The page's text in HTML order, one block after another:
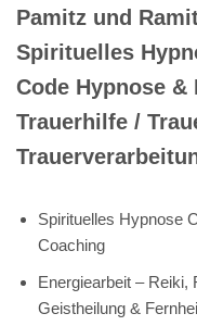
Pamitz und
Spirituelles
Code Hypnose
Trauerhilfe /
Spirituelles Hypnose
Coaching
Energiearbeit – Reiki,
Geistheilung &